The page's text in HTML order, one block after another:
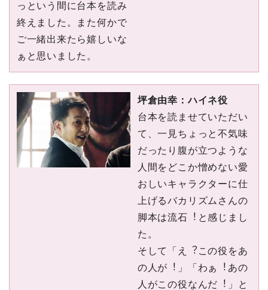
っという間に台本を読み
終えました。また何かで
ご⼀緒出来たら嬉しいな
ぁと思いました。
坪倉由幸：ハイネ役
台本を読ませていただい
て、⼀⾒ちょっと不気味
だったり腹が⽴つような
⼈間をどこか憎めない愛
おしいキャラクターに仕
上げるバカリズムさんの
脚本は流⽯︕と感じまし
た。
そして「え︖この役をあ
の⼈が︕」「わぁ︕あの
⼈がこの役なんだ︕」と